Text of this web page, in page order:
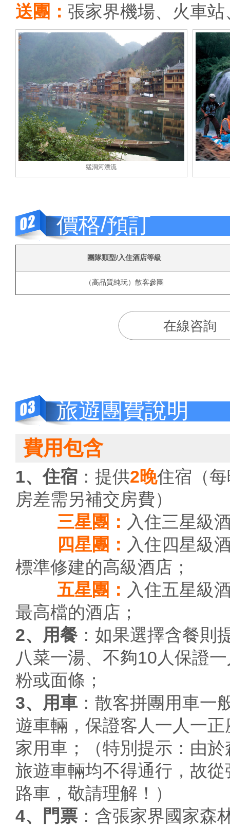
送團： 張家界機場、火車
猛洞河漂流
價格/預訂
團隊類型/入住酒店等級
（高品質純玩）散客參團
在線咨詢
旅遊團費說明
費用包含
1、住宿 ：提供2晚住宿（
房差需另補交房費）
三星團： 入住三星級
四星團： 入住四星級
標準修建的高級酒店；
五星團： 入住五星級
最高檔的酒店；
2、用餐：如果選擇含餐則
八菜一湯、不夠10人保證
粉或面條；
3、用車 ：散客拼團用車
遊車輛，保證客人一人一
家用車；（特別提示：由
旅遊車輛均不得通行，故
路車，敬請理解！）
4、門票 ：含張家界國家森